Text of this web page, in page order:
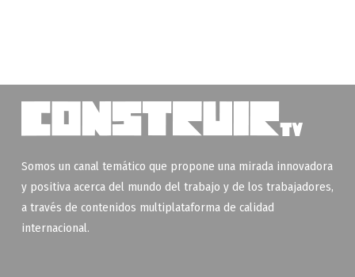
Somos un canal temático que propone una mirada innovadora
y positiva acerca del mundo del trabajo y de los trabajadores,
a través de contenidos multiplataforma de calidad
internacional.